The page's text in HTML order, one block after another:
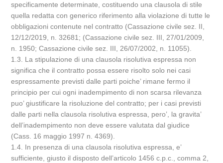
specificamente determinate, costituendo una clausola di stile
quella redatta con generico riferimento alla violazione di tutte le
obbligazioni contenute nel contratto (Cassazione civile sez. II,
12/12/2019, n. 32681; (Cassazione civile sez. III, 27/01/2009,
n. 1950; Cassazione civile sez. III, 26/07/2002, n. 11055).
1.3. La stipulazione di una clausola risolutiva espressa non
significa che il contratto possa essere risolto solo nei casi
espressamente previsti dalle parti poiche’ rimane fermo il
principio per cui ogni inadempimento di non scarsa rilevanza
puo’ giustificare la risoluzione del contratto; per i casi previsti
dalle parti nella clausola risolutiva espressa, pero’, la gravita’
dell’inadempimento non deve essere valutata dal giudice
(Cass. 16 maggio 1997 n. 4369).
1.4. In presenza di una clausola risolutiva espressa, e’
sufficiente, giusto il disposto dell’articolo 1456 c.p.c., comma 2,